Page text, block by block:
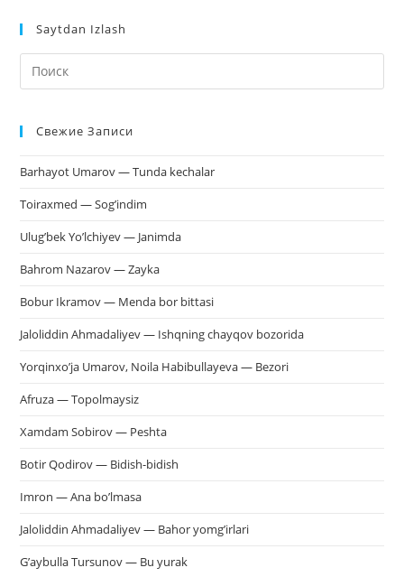
Saytdan Izlash
Свежие Записи
Barhayot Umarov — Tunda kechalar
Toiraxmed — Sog’indim
Ulug’bek Yo’lchiyev — Janimda
Bahrom Nazarov — Zayka
Bobur Ikramov — Menda bor bittasi
Jaloliddin Ahmadaliyev — Ishqning chayqov bozorida
Yorqinxo’ja Umarov, Noila Habibullayeva — Bezori
Afruza — Topolmaysiz
Xamdam Sobirov — Peshta
Botir Qodirov — Bidish-bidish
Imron — Ana bo’lmasa
Jaloliddin Ahmadaliyev — Bahor yomg’irlari
G’aybulla Tursunov — Bu yurak